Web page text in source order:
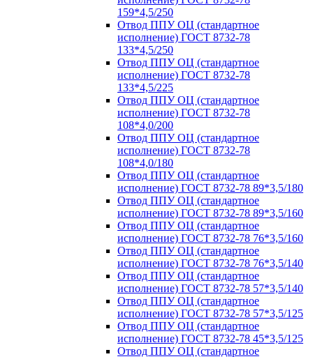
159*4,5/250
Отвод ППУ ОЦ (стандартное
исполнение) ГОСТ 8732-78
133*4,5/250
Отвод ППУ ОЦ (стандартное
исполнение) ГОСТ 8732-78
133*4,5/225
Отвод ППУ ОЦ (стандартное
исполнение) ГОСТ 8732-78
108*4,0/200
Отвод ППУ ОЦ (стандартное
исполнение) ГОСТ 8732-78
108*4,0/180
Отвод ППУ ОЦ (стандартное
исполнение) ГОСТ 8732-78 89*3,5/180
Отвод ППУ ОЦ (стандартное
исполнение) ГОСТ 8732-78 89*3,5/160
Отвод ППУ ОЦ (стандартное
исполнение) ГОСТ 8732-78 76*3,5/160
Отвод ППУ ОЦ (стандартное
исполнение) ГОСТ 8732-78 76*3,5/140
Отвод ППУ ОЦ (стандартное
исполнение) ГОСТ 8732-78 57*3,5/140
Отвод ППУ ОЦ (стандартное
исполнение) ГОСТ 8732-78 57*3,5/125
Отвод ППУ ОЦ (стандартное
исполнение) ГОСТ 8732-78 45*3,5/125
Отвод ППУ ОЦ (стандартное